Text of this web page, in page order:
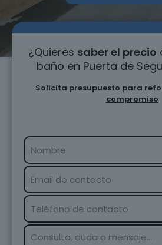
¿Quieres saber el precio
baño en Puerta de
Solicita presupuesto para
compromiso